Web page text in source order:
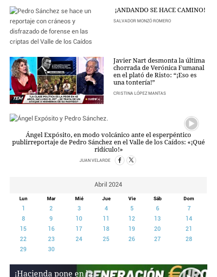
OTRAS WEBS
CRIMEN Y CASTIGO
RELIGION
TRAVELLERS
EXPERTOS
GASTRONOMÍA
24X7
LO ÚLTIMO
VÍDEOS
PERSONAJES
LUGARES
¡ANDANDO SE HACE CAMINO!
SALVADOR MONZÓ ROMERO
Javier Nart desmonta la última
chorrada de Verónica Fumanal
en el plató de Risto: “¡Eso es
una tontería!”
CRISTINA LÓPEZ MANTAS
Ángel Expósito, en modo volcánico ante el esperpéntico
publirreportaje de Pedro Sánchez en el Valle de los Caídos: «¡Qué
ridículo!»
JUAN VELARDE
Abril 2024
Lun Mar Mié Jue Vie Sáb Dom
2 3 4 5 6
7
8
9 10 12 13
14
15
16 17 18 19 20
21
22
23 24 25 26 27
28
29
30
¡Hacienda pone en la